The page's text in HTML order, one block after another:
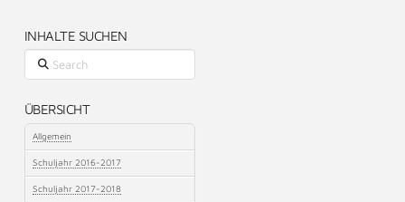
INHALTE SUCHEN
ÜBERSICHT
Allgemein
Schuljahr 2016-2017
Schuljahr 2017-2018